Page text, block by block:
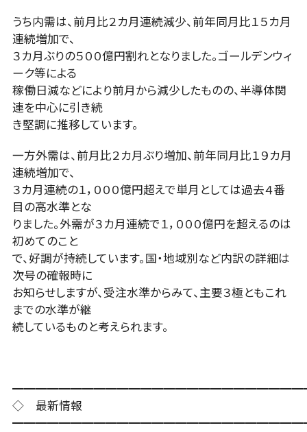
うち内需は、前月比２カ月連続減少、前年同月比１５カ月
連続増加で、
３カ月ぶりの５００億円割れとなりました。ゴールデンウィ
ーク等による
稼働日減などにより前月から減少したものの、半導体関
連を中心に引き続
き堅調に推移しています。
一方外需は、前月比２カ月ぶり増加、前年同月比１９カ月
連続増加で、
３カ月連続の１，０００億円超えで単月としては過去４番
目の高水準とな
りました。外需が３カ月連続で１，０００億円を超えるのは
初めてのこと
で、好調が持続しています。国・地域別など内訳の詳細は
次号の確報時に
お知らせしますが、受注水準からみて、主要３極ともこれ
までの水準が継
続しているものと考えられます。
◇ 最新情報